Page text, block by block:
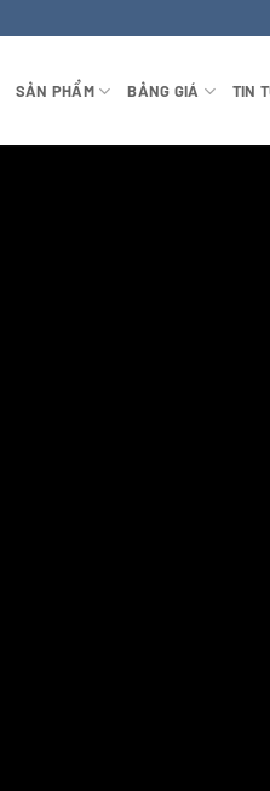
SẢN PHẨM BẢNG GIÁ TIN